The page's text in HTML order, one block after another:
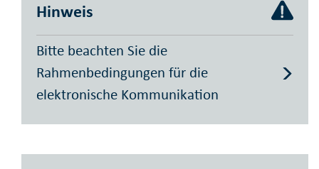
Hinweis
Bitte beachten Sie die
Rahmenbedingungen für die
elektronische Kommunikation